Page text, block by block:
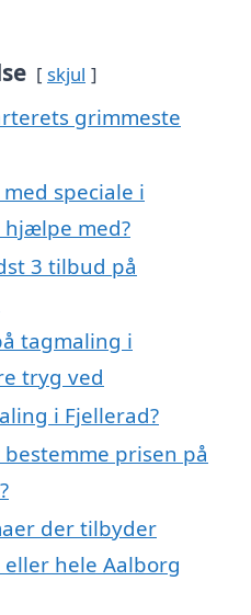
skjul
grimmeste
speciale i
med?
3 tilbud på
tagmaling i
tryg ved
i Fjellerad?
prisen på
der tilbyder
hele Aalborg